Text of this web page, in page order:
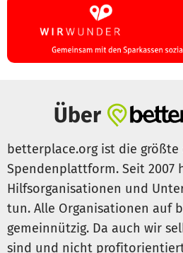
Über
betterplace.org ist die größte
Spendenplattform. Seit 2007
Hilfsorganisationen und
tun. Alle Organisationen auf
gemeinnützig. Da auch wir
sind und nicht